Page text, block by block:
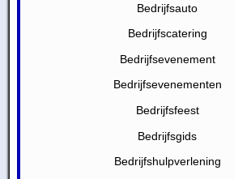
Bedrijfsauto
Bedrijfscatering
Bedrijfsevenement
Bedrijfsevenementen
Bedrijfsfeest
Bedrijfsgids
Bedrijfshulpverlening